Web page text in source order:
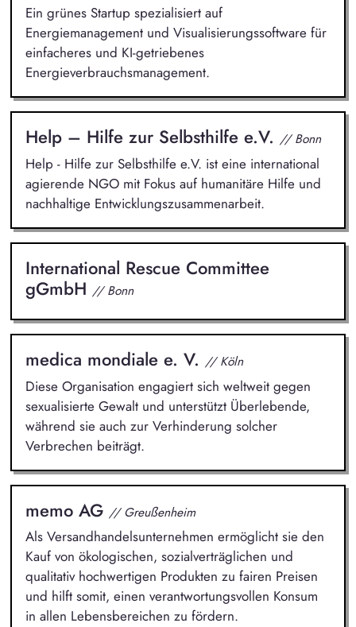
Ein grünes Startup spezialisiert auf
Energiemanagement und Visualisierungssoftware für
einfacheres und KI-getriebenes
Energieverbrauchsmanagement.
Help – Hilfe zur Selbsthilfe e.V. // Bonn
Help - Hilfe zur Selbsthilfe e.V. ist eine international
agierende NGO mit Fokus auf humanitäre Hilfe und
nachhaltige Entwicklungszusammenarbeit.
International Rescue Committee
gGmbH // Bonn
medica mondiale e. V. // Köln
Diese Organisation engagiert sich weltweit gegen
sexualisierte Gewalt und unterstützt Überlebende,
während sie auch zur Verhinderung solcher
Verbrechen beiträgt.
memo AG // Greußenheim
Als Versandhandelsunternehmen ermöglicht sie den
Kauf von ökologischen, sozialverträglichen und
qualitativ hochwertigen Produkten zu fairen Preisen
und hilft somit, einen verantwortungsvollen Konsum
in allen Lebensbereichen zu fördern.